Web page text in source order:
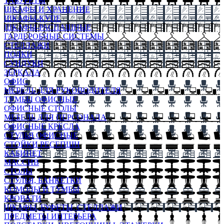
ШКАФЫ И ХРАНЕНИЕ
ШКАФЫ-КУПЕ
ШКАФЫ-РАСПАШНЫЕ
ГАРДЕРОБНЫЕ СИСТЕМЫ
СТЕЛЛАЖИ
ПОЛКИ
СУНДУКИ
ЗЕРКАЛА
ОФИС
МЕБЕЛЬ ДЛЯ РУКОВОДИТЕЛЯ
ТУМБЫ ОФИСНЫЕ
ОФИСНЫЕ СТОЛЫ
МЕБЕЛЬ ДЛЯ ПЕРСОНАЛА
ОФИСНЫЕ КРЕСЛА
СТУЛЬЯ ОФИСНЫЕ
СТОЙКИ РЕСЕПШН
КАБИНЕТ
МАССИВ
СТОЛЫ
СТУЛЬЯ, БАНКЕТКИ
КОМОДЫ И ТУМБЫ
КРОВАТИ
ШКАФЫ, БУФЕТЫ, СТЕЛЛАЖИ
ПРЕДМЕТЫ ИНТЕРЬЕРА